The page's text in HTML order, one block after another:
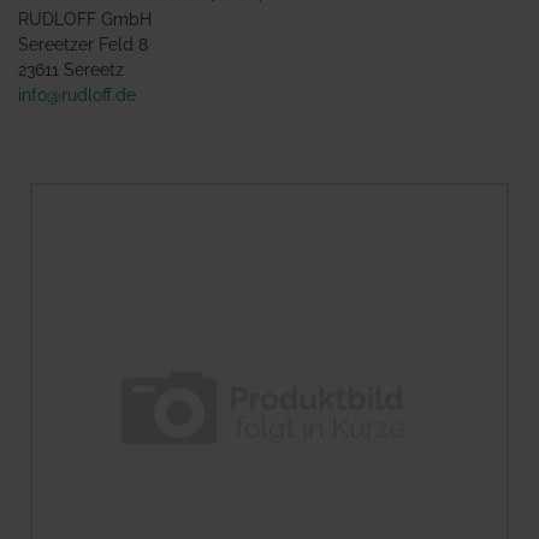
RUDLOFF GmbH
Sereetzer Feld 8
23611 Sereetz
info@rudloff.de